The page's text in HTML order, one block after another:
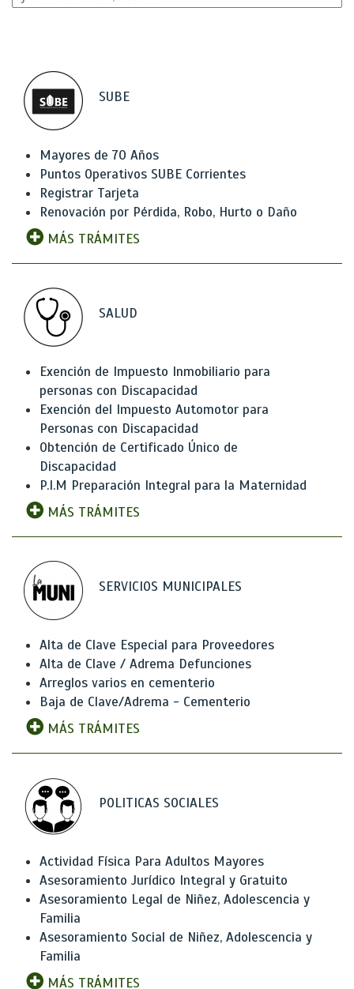
SUBE
Mayores de 70 Años
Puntos Operativos SUBE Corrientes
Registrar Tarjeta
Renovación por Pérdida, Robo, Hurto o Daño
MÁS TRÁMITES
SALUD
Exención de Impuesto Inmobiliario para
personas con Discapacidad
Exención del Impuesto Automotor para
Personas con Discapacidad
Obtención de Certificado Único de
Discapacidad
P.I.M Preparación Integral para la Maternidad
MÁS TRÁMITES
SERVICIOS MUNICIPALES
Alta de Clave Especial para Proveedores
Alta de Clave / Adrema Defunciones
Arreglos varios en cementerio
Baja de Clave/Adrema - Cementerio
MÁS TRÁMITES
POLITICAS SOCIALES
Actividad Física Para Adultos Mayores
Asesoramiento Jurídico Integral y Gratuito
Asesoramiento Legal de Niñez, Adolescencia y
Familia
Asesoramiento Social de Niñez, Adolescencia y
Familia
MÁS TRÁMITES